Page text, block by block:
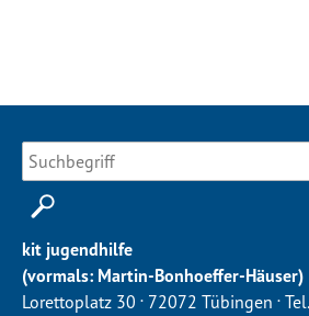
kit jugendhilfe
(vormals: Martin-Bonhoeffer-Häuser)
Lorettoplatz 30 . 72072 Tübingen .